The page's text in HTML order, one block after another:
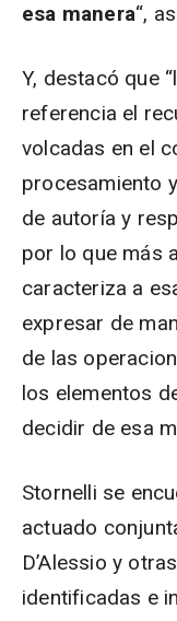
esa manera“,
Y, destacó que
referencia el
volcadas en el
procesamiento
de autoría y
por lo que más
caracteriza a
expresar de
de las
los elementos
decidir de esa
Stornelli se
actuado
D’Alessio y
identificadas e